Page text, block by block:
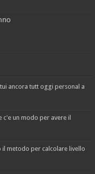
ancora tutt oggi personal a
c'e un modo per avere il
il metodo per calcolare livello